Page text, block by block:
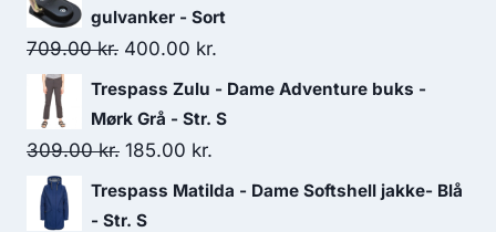
was:
1,099.00 kr..
gulvanker - Sort
709.00kr. Original
price
was:
709.00 kr..
400.00 kr.
price
is:
Trespass Zulu - Dame Adventure buks -
Mørk Grå - Str. S
309.00kr. Original
price
was:
185.00 kr.
price
Trespass Matilda - Dame Softshell jakke- Blå
- Str. S